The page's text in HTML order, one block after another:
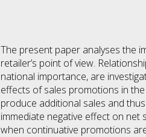
The present paper analyses the
retailer’s point of view.
national importance, are
effects of sales promotions in
produce additional sales and
immediate negative effect on net
when continuative promotions